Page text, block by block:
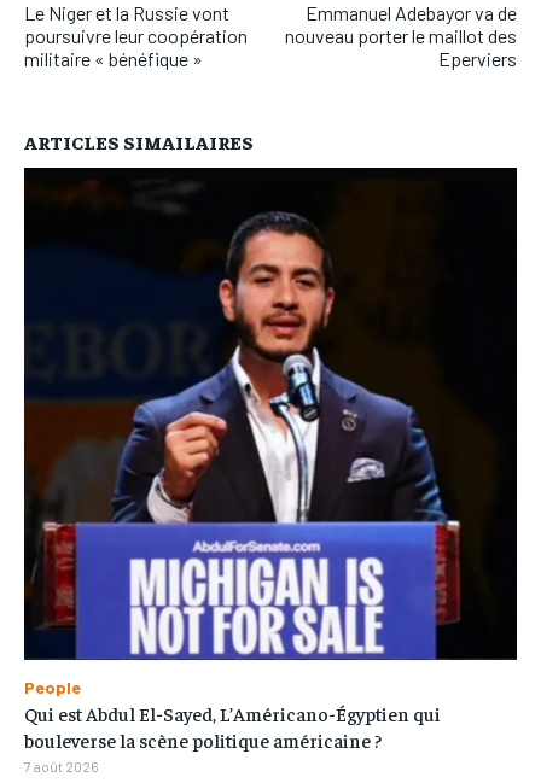
Le Niger et la Russie vont
poursuivre leur coopération
militaire « bénéfique »
Emmanuel Adebayor va de
nouveau porter le maillot des
Eperviers
ARTICLES SIMAILAIRES
People
Qui est Abdul El-Sayed, L’Américano-Égyptien qui
bouleverse la scène politique américaine ?
7 août 2026